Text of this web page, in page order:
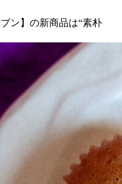
ン】の新商品は“素朴